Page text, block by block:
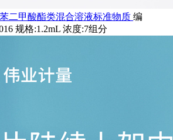
二甲酸酯类混合溶液标准物质 编
规格:1.2mL 浓度:7组分